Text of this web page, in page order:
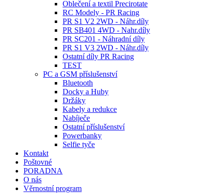
Oblečení a textil Precirotate
RC Modely - PR Racing
PR S1 V2 2WD - Náhr.díly
PR SB401 4WD - Nahr.díly
PR SC201 - Náhradní díly
PR S1 V3 2WD - Náhr.díly
Ostatní díly PR Racing
TEST
PC a GSM příslušenství
Bluetooth
Docky a Huby
Držáky
Kabely a redukce
Nabíječe
Ostatní příslušenství
Powerbanky
Selfie tyče
Kontakt
Poštovné
PORADNA
O nás
Věrnostní program